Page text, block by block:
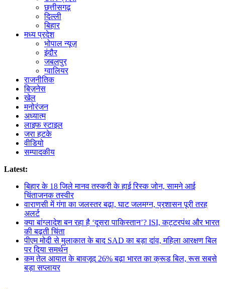
छत्तीसगढ़
दिल्ली
बिहार
मध्य प्रदेश
भोपाल न्यूज़
इंदौर
जबलपुर
ग्वालियर
राजनीतिक
बिज़नेस
खेल
मनोरंजन
अध्यात्म
लाइफ स्टाइल
जरा हटके
वीडियो
सम्पादकीय
Latest:
बिहार के 18 जिले मानव तस्करी के हाई रिस्क जोन, सामने आई
चिंताजनक तस्वीर
वाराणसी में गंगा का जलस्तर बढ़ा, घाट जलमग्न, प्रशासन पूरी तरह
अलर्ट
क्या बांग्लादेश बन रहा है ‘दूसरा पाकिस्तान’? ISI, कट्टरपंथ और भारत
की बढ़ती चिंता
पीएम मोदी से मुलाकात के बाद SAD का बड़ा दांव, महिला आरक्षण बिल
पर दिया समर्थन
कम तेल आयात के बावजूद 26% बढ़ा भारत का क्रूड बिल, रूस सबसे
बड़ा सप्लायर